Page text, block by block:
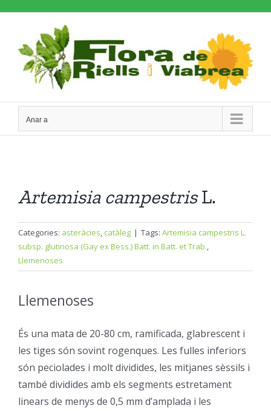
content
Anar a
Artemisia campestrisL.
Categories: asteràcies, catàleg | Tags: Artemisia campestris L.
subsp. glutinosa (Gay ex Bess.) Batt. in Batt. et Trab.,
Llemenoses
Llemenoses
És una mata de 20-80 cm, ramificada, glabrescent i
les tiges són sovint rogenques. Les fulles inferiors
són peciolades i molt dividides, les mitjanes sèssils i
també dividides amb els segments estretament
linears de menys de 0,5 mm d’amplada i les